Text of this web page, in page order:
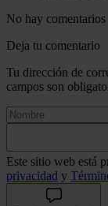
No hay comentarios
Deja tu comentario
Tu dirección de
campos son
Este sitio web está
privacidad y